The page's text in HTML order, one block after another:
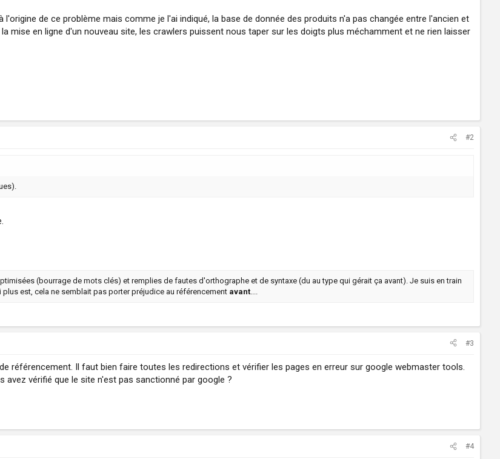
l'origine de ce problème mais comme je l'ai indiqué, la base de donnée des produits n'a pas changée entre l'ancien et
mise en ligne d'un nouveau site, les crawlers puissent nous taper sur les doigts plus méchamment et ne rien laisser
#2
(bourrage de mots clés) et remplies de fautes d'orthographe et de syntaxe (du au type qui gérait ça avant). Je suis en train
est, cela ne semblait pas porter préjudice au référencement avant....
#3
référencement. Il faut bien faire toutes les redirections et vérifier les pages en erreur sur google webmaster tools.
avez vérifié que le site n'est pas sanctionné par google ?
#4